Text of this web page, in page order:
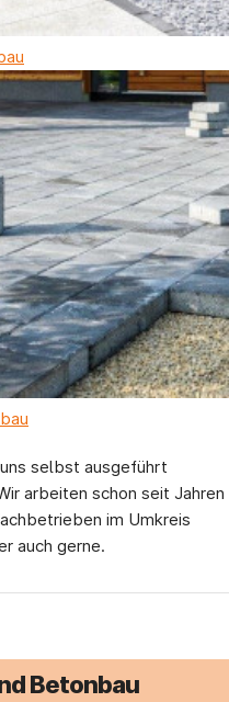
selbst ausgeführt
arbeiten schon seit Jahren
im Umkreis
auch gerne.
Betonbau